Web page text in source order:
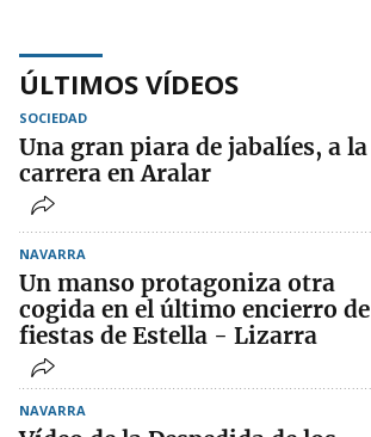
ÚLTIMOS VÍDEOS
SOCIEDAD
Una gran piara de jabalíes, a la
carrera en Aralar
NAVARRA
Un manso protagoniza otra
cogida en el último encierro de
fiestas de Estella - Lizarra
NAVARRA